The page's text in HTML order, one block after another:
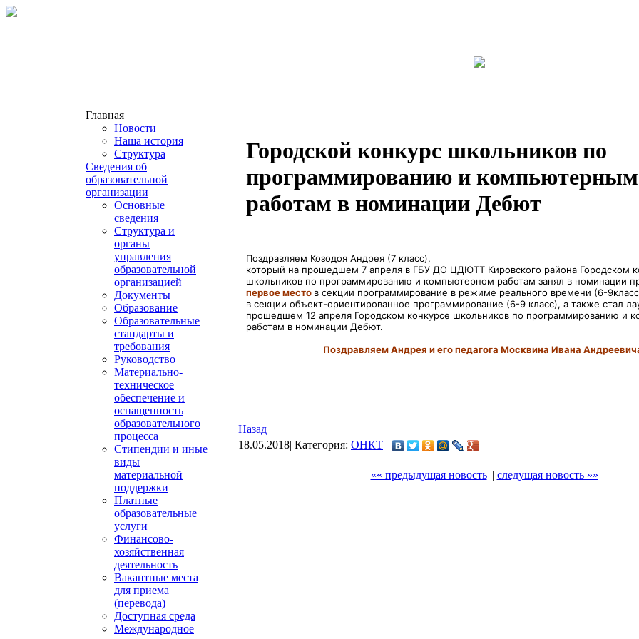
Главная
Новости
Наша история
Структура
Сведения об
образовательной
организации
Основные
сведения
Структура и
органы
управления
образовательной
организацией
Документы
Образование
Образовательные
стандарты и
требования
Руководство
Материально-
техническое
обеспечение и
оснащенность
образовательного
процесса
Стипендии и иные
виды
материальной
поддержки
Платные
образовательные
услуги
Финансово-
хозяйственная
деятельность
Вакантные места
для приема
(перевода)
Доступная среда
Международное
Городской конкурс школьников по
программированию и компьютерным
работам в номинации Дебют
Поздравляем Козодоя Андрея (7 класс),
который на прошедшем 7 апреля в ГБУ ДО ЦДЮТТ Кировского района Городском
школьников по программированию и компьютерном работам занял в номинации
первое место в секции программирование в режиме реального времени (6-
в секции объект-ориентированное программирование (6-9 класс), а также стал
прошедшем 12 апреля Городском конкурсе школьников по программированию и
работам в номинации Дебют.
Поздравляем Андрея и его педагога Москвина Ивана
Назад
18.05.2018| Категория: ОНКТ|
«« предыдущая новость|| следущая новость »»